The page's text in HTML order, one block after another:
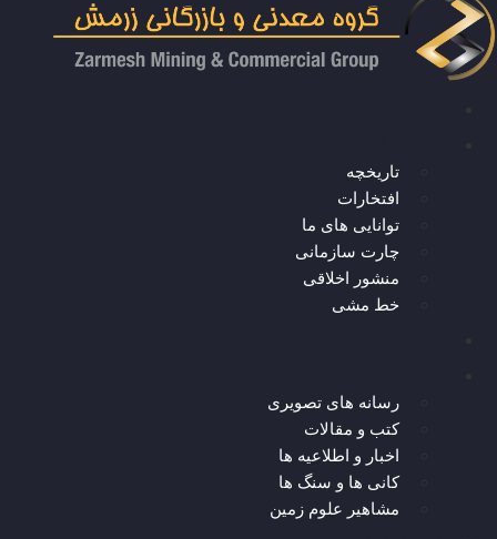
تاریخچه
افتخارات
توانایی های ما
چارت سازمانی
منشور اخلاقی
خط مشی
رسانه های تصویری
کتب و مقالات
اخبار و اطلاعیه ها
کانی ها و سنگ ها
مشاهیر علوم زمین